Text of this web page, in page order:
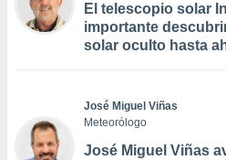
El telescopio solar
importante
solar oculto hasta
José Miguel Viñas
Meteorólogo
José Miguel Viñas